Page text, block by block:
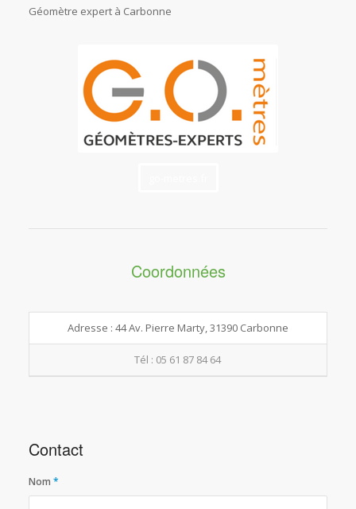
Géomètre expert à Carbonne
Coordonnées
Adresse : 44 Av. Pierre Marty, 31390 Carbonne
Tél : 05 61 87 84 64
Contact
Nom *